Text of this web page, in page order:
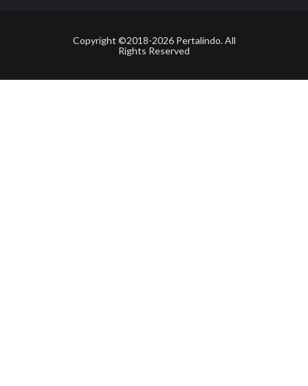
Copyright ©2018-2026 Pertalindo. All
Rights Reserved